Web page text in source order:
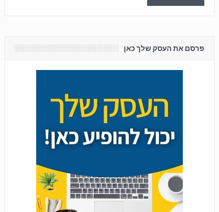
פרסם את העסק שלך כאן